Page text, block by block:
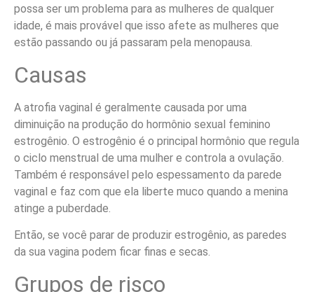
possa ser um problema para as mulheres de qualquer
idade, é mais provável que isso afete as mulheres que
estão passando ou já passaram pela menopausa.
Causas
A atrofia vaginal é geralmente causada por uma
diminuição na produção do hormônio sexual feminino
estrogênio. O estrogênio é o principal hormônio que regula
o ciclo menstrual de uma mulher e controla a ovulação.
Também é responsável pelo espessamento da parede
vaginal e faz com que ela liberte muco quando a menina
atinge a puberdade.
Então, se você parar de produzir estrogênio, as paredes
da sua vagina podem ficar finas e secas.
Grupos de risco